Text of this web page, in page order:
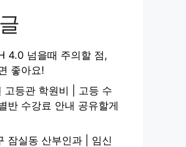
4.0 넘을때 주의할 점,
좋아요!
고등관 학원비 | 고등 수
반 수강료 안내 공유할게
잠실동 산부인과 | 임신